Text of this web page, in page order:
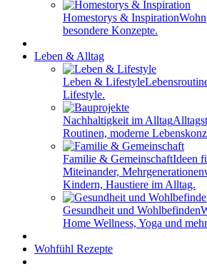
Homestorys & Inspiration
besondere Konzepte.
Leben & Alltag
Leben & Lifestyle
Lifestyle.
Nachhaltigkeit im Alltag
Routinen, moderne
Familie & GemeinschaftIdeen
Miteinander,
Kindern, Haustiere im Alltag.
Gesundheit und Wohlbefinden
Home Wellness, Yoga und
Wohfühl Rezepte